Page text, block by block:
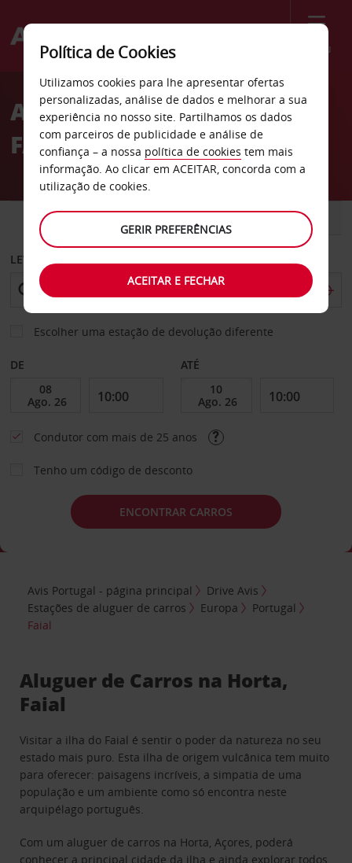
Menu
Welcome
AvisALUGUER DE CARROS NO
FAIAL COM A AVIS
CARRO COMERCIAIS
LEVANTAR EM
Escolher uma estação de devolução diferente
DE ATÉ
Condutor com mais de 25 anos
Tenho um código de desconto
ENCONTRAR CARROS
Avis Portugal - página principal
Drive Avis
Estações de aluguer de carros
Europa
Portugal
Faial
Aluguer de Carros na Horta,
Faial
Visitar a ilha do Faial é sentir o poder da natureza no seu
estado mais puro. Esta ilha de origem vulcânica tem muito
para oferecer: paisagens incríveis, a simpatia de uma
população e um ambiente como só encontra neste
arquipélago português.
Com um aluguer de carros na Horta, Açores, poderá
conhecer a principal cidade da ilha e ainda explorar todos
Política de Cookies
Utilizamos cookies para lhe apresentar ofertas
personalizadas, análise de dados e melhorar a sua
experiência no nosso site. Partilhamos os dados
com parceiros de publicidade e análise de
confiança – a nossa política de cookies tem mais
informação. Ao clicar em ACEITAR, concorda com a
utilização de cookies.
GERIR PREFERÊNCIAS
ACEITAR E FECHAR